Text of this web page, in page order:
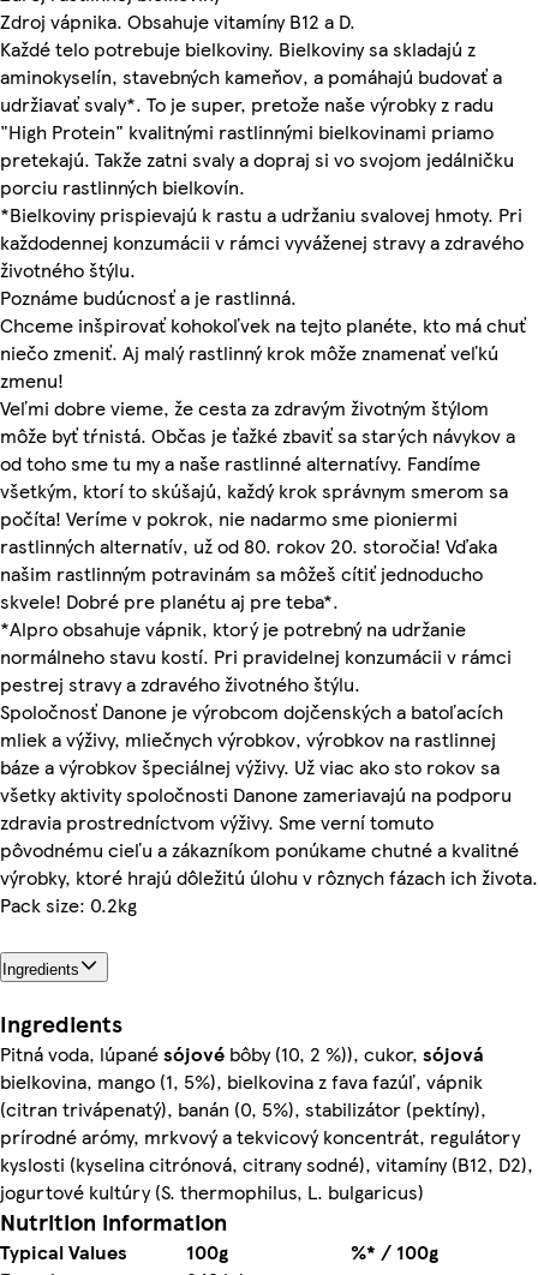
Zdroj vápnika. Obsahuje vitamíny B12 a D.
Každé telo potrebuje bielkoviny. Bielkoviny sa skladajú z
aminokyselín, stavebných kameňov, a pomáhajú budovať a
udržiavať svaly*. To je super, pretože naše výrobky z radu
"High Protein" kvalitnými rastlinnými bielkovinami priamo
pretekajú. Takže zatni svaly a dopraj si vo svojom jedálničku
porciu rastlinných bielkovín.
*Bielkoviny prispievajú k rastu a udržaniu svalovej hmoty. Pri
každodennej konzumácii v rámci vyváženej stravy a zdravého
životného štýlu.
Poznáme budúcnosť a je rastlinná.
Chceme inšpirovať kohokoľvek na tejto planéte, kto má chuť
niečo zmeniť. Aj malý rastlinný krok môže znamenať veľkú
zmenu!
Veľmi dobre vieme, že cesta za zdravým životným štýlom
môže byť tŕnistá. Občas je ťažké zbaviť sa starých návykov a
od toho sme tu my a naše rastlinné alternatívy. Fandíme
všetkým, ktorí to skúšajú, každý krok správnym smerom sa
počíta! Veríme v pokrok, nie nadarmo sme pioniermi
rastlinných alternatív, už od 80. rokov 20. storočia! Vďaka
našim rastlinným potravinám sa môžeš cítiť jednoducho
skvele! Dobré pre planétu aj pre teba*.
*Alpro obsahuje vápnik, ktorý je potrebný na udržanie
normálneho stavu kostí. Pri pravidelnej konzumácii v rámci
pestrej stravy a zdravého životného štýlu.
Spoločnosť Danone je výrobcom dojčenských a batoľacích
mliek a výživy, mliečnych výrobkov, výrobkov na rastlinnej
báze a výrobkov špeciálnej výživy. Už viac ako sto rokov sa
všetky aktivity spoločnosti Danone zameriavajú na podporu
zdravia prostredníctvom výživy. Sme verní tomuto
pôvodnému cieľu a zákazníkom ponúkame chutné a kvalitné
výrobky, ktoré hrajú dôležitú úlohu v rôznych fázach ich života.
Pack size: 0.2kg
Ingredients
Ingredients
Pitná voda, lúpanésójové bôby (10, 2 %)), cukor, sójová
bielkovina, mango (1, 5%), bielkovina z fava fazúľ, vápnik
(citran trivápenatý), banán (0, 5%), stabilizátor (pektíny),
prírodné arómy, mrkvový a tekvicový koncentrát, regulátory
kyslosti (kyselina citrónová, citrany sodné), vitamíny (B12, D2),
jogurtové kultúry (S. thermophilus, L. bulgaricus)
Nutrition information
Typical Values 100g
%* / 100g